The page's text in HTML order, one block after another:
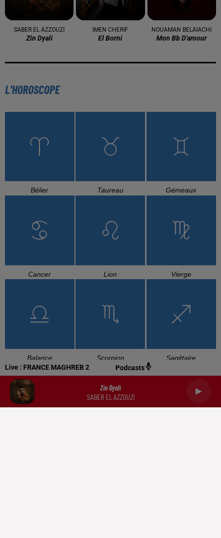
Live : FRANCE MAGHREB 2 Podcasts
Zin Dyali
SABER EL AZZOUZI
SABER EL AZZOUZI
Zin Dyali
IMEN CHERIF
El Borni
NOUAMAN BELAIACHI
Mon Bb D'amour
L'HOROSCOPE
Bélier Taureau Gémeaux
Cancer Lion Vierge
Balance Scorpion Sagittaire